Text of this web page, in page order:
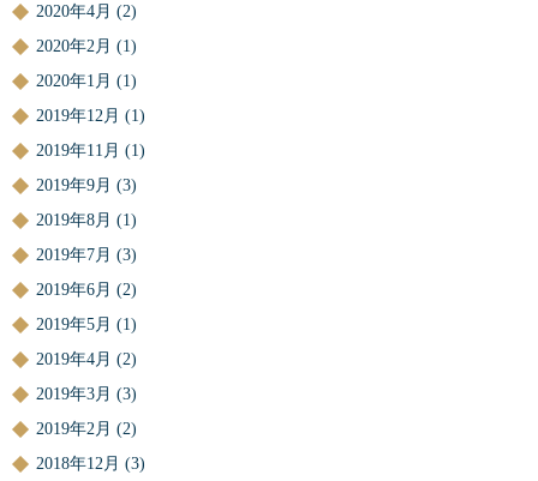
2020年4月 (2)
2020年2月 (1)
2020年1月 (1)
2019年12月 (1)
2019年11月 (1)
2019年9月 (3)
2019年8月 (1)
2019年7月 (3)
2019年6月 (2)
2019年5月 (1)
2019年4月 (2)
2019年3月 (3)
2019年2月 (2)
2018年12月 (3)